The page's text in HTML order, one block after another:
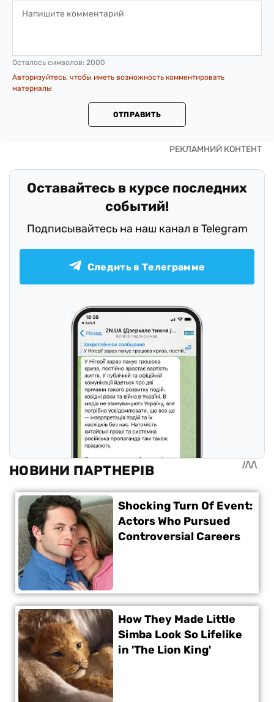
Осталось символов: 2000
Авторизуйтесь, чтобы иметь возможность комментировать
материалы
ОТПРАВИТЬ
Оставайтесь в курсе последних
событий!
Подписывайтесь на наш канал в Telegram
Следить в Телеграмме